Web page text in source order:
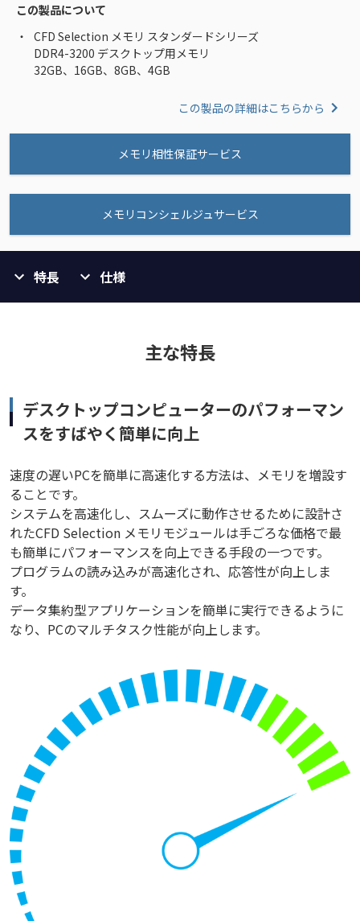
この製品について
CFD Selection メモリ スタンダードシリーズ
DDR4-3200 デスクトップ用メモリ
32GB、16GB、8GB、4GB
この製品の詳細はこちらから
メモリ相性保証サービス
メモリコンシェルジュサービス
特長 仕様
主な特長
デスクトップコンピューターのパフォーマン
スをすばやく簡単に向上
速度の遅いPCを簡単に高速化する方法は、メモリを増設す
ることです。
システムを高速化し、スムーズに動作させるために設計さ
れたCFD Selection メモリモジュールは手ごろな価格で最
も簡単にパフォーマンスを向上できる手段の一つです。
プログラムの読み込みが高速化され、応答性が向上しま
す。
データ集約型アプリケーションを簡単に実行できるように
なり、PCのマルチタスク性能が向上します。